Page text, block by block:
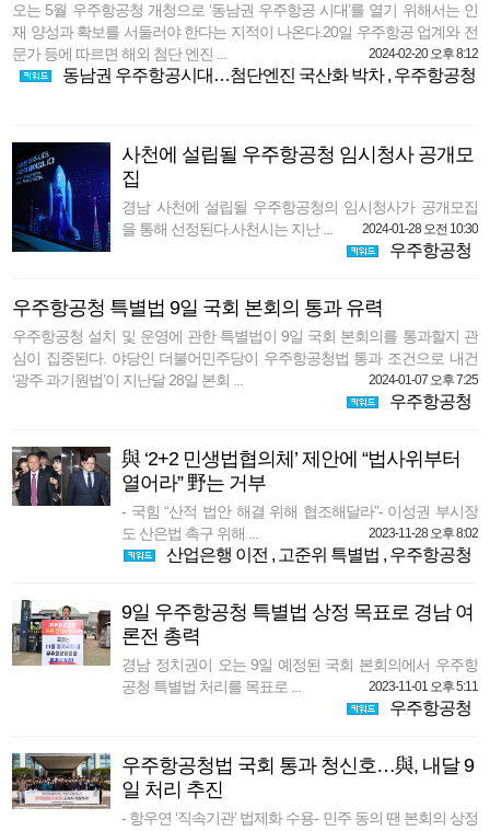
오는 5월 우주항공청 개청으로 ‘동남권 우주항공 시대’를 열기 위해서는 인
재 양성과 확보를 서둘러야 한다는 지적이 나온다.20일 우주항공 업계와 전
문가 등에 따르면 해외 첨단 엔진 ...
2024-02-20 오후 8:12
동남권 우주항공시대…첨단엔진 국산화 박차, 우주항공청
사천에 설립될 우주항공청 임시청사 공개모
집
경남 사천에 설립될 우주항공청의 임시청사가 공개모집
을 통해 선정된다.사천시는 지난 ...
2024-01-28 오전 10:30
우주항공청
우주항공청 특별법 9일 국회 본회의 통과 유력
우주항공청 설치 및 운영에 관한 특별법이 9일 국회 본회의를 통과할지 관
심이 집중된다. 야당인 더불어민주당이 우주항공청법 통과 조건으로 내건
‘광주 과기원법’이 지난달 28일 본회 ...
2024-01-07 오후 7:25
우주항공청
與 ‘2+2 민생법협의체’ 제안에 “법사위부터
열어라” 野는 거부
- 국힘 “산적 법안 해결 위해 협조해달라”- 이성권 부시장
도 산은법 촉구 위해 ...
2023-11-28 오후 8:02
산업은행 이전 , 고준위 특별법 , 우주항공청
9일 우주항공청 특별법 상정 목표로 경남 여
론전 총력
경남 정치권이 오는 9일 예정된 국회 본회의에서 우주항
공청 특별법 처리를 목표로 ...
2023-11-01 오후 5:11
우주항공청
우주항공청법 국회 통과 청신호…與, 내달 9
일 처리 추진
- 항우연 ‘직속기관’ 법제화 수용- 민주 동의 땐 본회의 상정